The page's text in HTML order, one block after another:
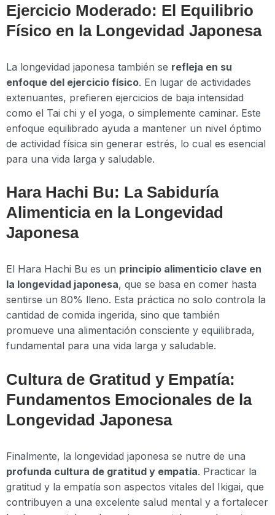
Ejercicio Moderado: El Equilibrio
Físico en la Longevidad Japonesa
La longevidad japonesa también se refleja en su
enfoque del ejercicio físico. En lugar de actividades
extenuantes, prefieren ejercicios de baja intensidad
como el Tai chi y el yoga, o simplemente caminar. Este
enfoque equilibrado ayuda a mantener un nivel óptimo
de actividad física sin generar estrés, lo cual es esencial
para una vida larga y saludable.
Hara Hachi Bu: La Sabiduría
Alimenticia en la Longevidad
Japonesa
El Hara Hachi Bu es un principio alimenticio clave en
la longevidad japonesa, que se basa en comer hasta
sentirse un 80% lleno. Esta práctica no solo controla la
cantidad de comida ingerida, sino que también
promueve una alimentación consciente y equilibrada,
fundamental para una vida larga y saludable.
Cultura de Gratitud y Empatía:
Fundamentos Emocionales de la
Longevidad Japonesa
Finalmente, la longevidad japonesa se nutre de una
profunda cultura de gratitud y empatía. Practicar la
gratitud y la empatía son aspectos vitales del Ikigai, que
contribuyen a una excelente salud mental y a fortalecer